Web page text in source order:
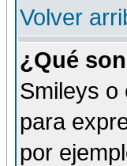
Volver
¿Qué
Smileys o
para
por